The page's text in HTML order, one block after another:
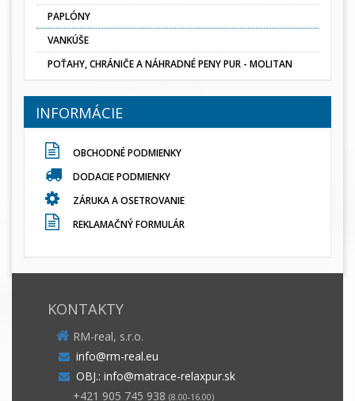
PAPLÓNY
VANKÚŠE
POŤAHY, CHRÁNIČE A NÁHRADNÉ PENY PUR - MOLITAN
INFORMÁCIE
OBCHODNÉ PODMIENKY
DODACIE PODMIENKY
ZÁRUKA A OSETROVANIE
REKLAMAČNÝ FORMULÁR
KONTAKTY
RM-real, s.r.o.
info@rm-real.eu
OBJ.: info@matrace-relaxpur.sk
+421 905 745 938 (8.00-16.00)